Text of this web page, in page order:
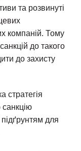
та розвинуті
компаній. Тому
до такого
до захисту
стратегія
санкцію
для